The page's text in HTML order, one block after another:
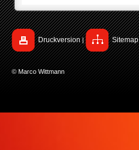
Druckversion | Sitemap
© Marco Wittmann